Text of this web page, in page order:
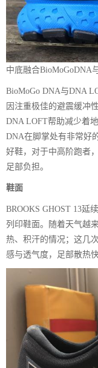
中底融合BioMoGoDNA
BioMoGo DNA与DNA
因注重极佳的避震缓冲
DNA LOFT帮助减少着
DNA在脚掌处有非常好
好鞋，对于中高阶跑者
足部负担。
鞋面
BROOKS GHOST 13延
列印鞋面。随着天气越
热、积汗的情况；这几
感与透气度，足部散热